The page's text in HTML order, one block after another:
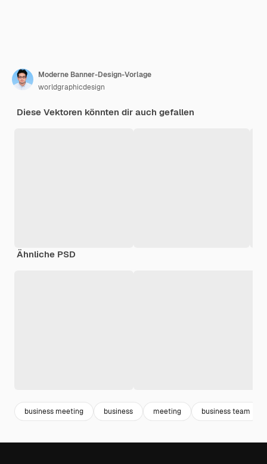
Moderne Banner-Design-Vorlage
worldgraphicdesign
Diese Vektoren könnten dir auch gefallen
Ähnliche PSD
business meeting business meeting business team